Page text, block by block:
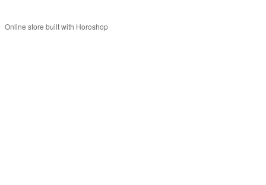
Online store built with Horoshop